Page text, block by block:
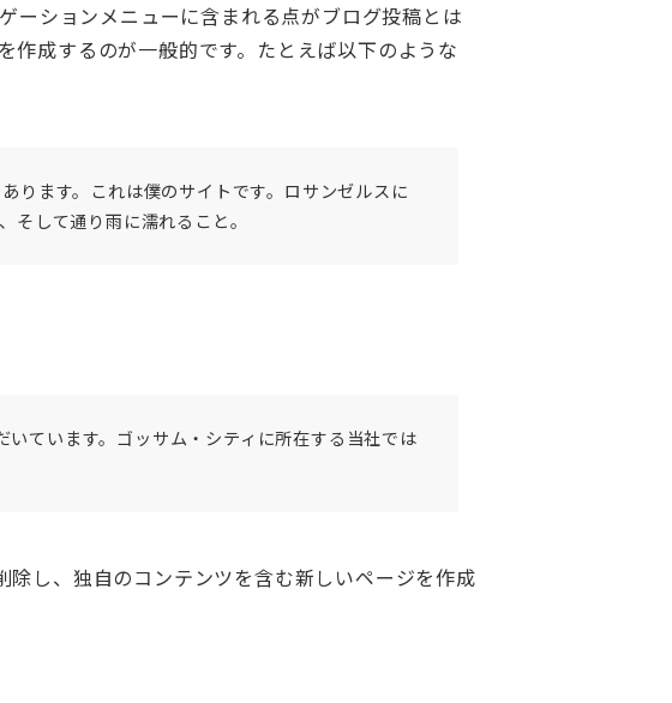
ーションメニューに含まれる点がブログ投稿とは
成するのが一般的です。たとえば以下のような
ります。これは僕のサイトです。ロサンゼルスに
そして通り雨に濡れること。
ています。ゴッサム・シティに所在する当社では
除し、独自のコンテンツを含む新しいページを作成